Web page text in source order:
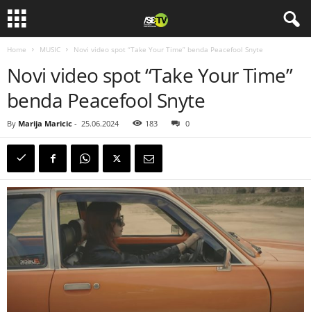
Home MUSIC Novi video spot “Take Your Time” benda Peacefool Snyte
Novi video spot “Take Your Time”
benda Peacefool Snyte
By Marija Maricic - 25.06.2024 183 0